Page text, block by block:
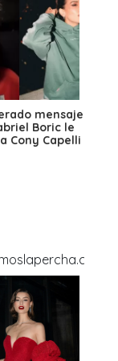
mensaje
Boric le
Cony Capelli